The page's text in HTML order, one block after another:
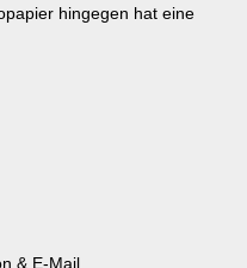
hingegen hat eine
& E-Mail